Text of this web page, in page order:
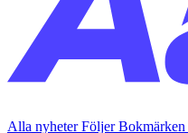
Alla nyheterFöljerBokmärken